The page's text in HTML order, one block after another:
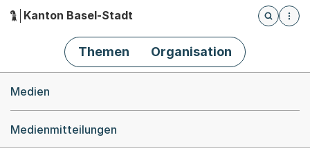
Hauptnavigation
Kanton Basel-Stadt
Öffnet
Themen Organisation
Medien
Medienmitteilungen